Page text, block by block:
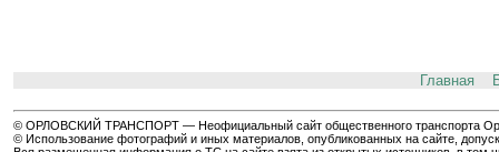
Главная
© ОРЛОВСКИЙ ТРАНСПОРТ — Неофициальный сайт общественного транспорта
© Использование фотографий и иных материалов, опубликованных на сайте,